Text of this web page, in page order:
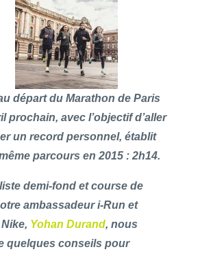
départ du Marathon de Paris
prochain, avec l’objectif d’aller
un record personnel, établit
parcours en 2015 : 2h14.
demi-fond et course de
ambassadeur i-Run et
Yohan Durand, nous
quelques conseils pour